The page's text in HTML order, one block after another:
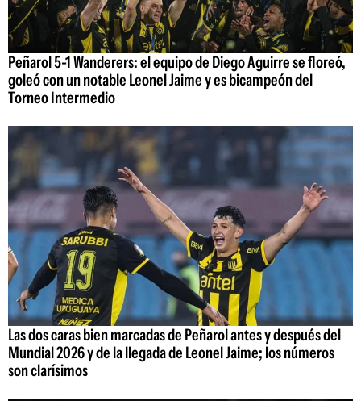
Peñarol 5-1 Wanderers: el equipo de Diego Aguirre se floreó,
goleó con un notable Leonel Jaime y es bicampeón del
Torneo Intermedio
Las dos caras bien marcadas de Peñarol antes y después del
Mundial 2026 y de la llegada de Leonel Jaime; los números
son clarísimos